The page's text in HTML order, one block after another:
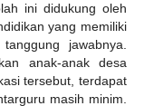
ini didukung oleh
yang memiliki
jawabnya.
anak-anak desa
tersebut, terdapat
masih minim.